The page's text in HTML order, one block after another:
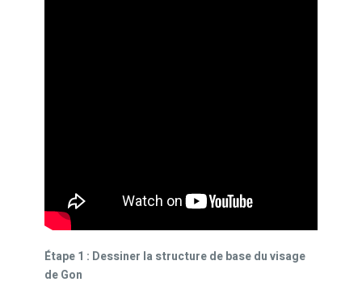
Étape 1 : Dessiner la structure de base du visage
de Gon